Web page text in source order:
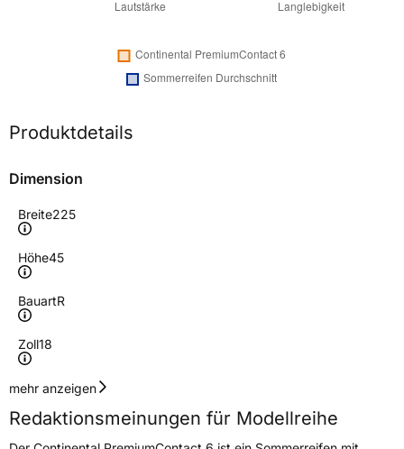
Produktdetails
Dimension
Breite225
Höhe45
BauartR
Zoll18
Geschwindigkeitsindex
Höchstgeschwindigkeit
240 km/h
mehr anzeigen
Redaktionsmeinungen für Modellreihe